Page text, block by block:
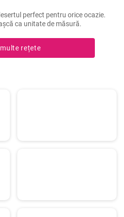
perfect pentru orice ocazie.
ca unitate de măsură.
rețete